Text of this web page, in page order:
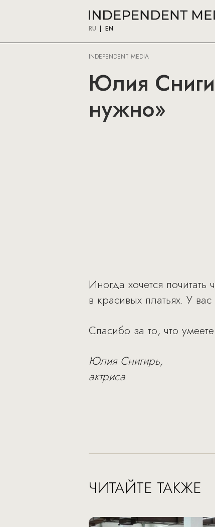
RU EN
INDEPENDENT MEDIA
Юлия
нужно»
Иногда хочется
в красивых платьях. У
Спасибо за то, что
Юлия Снигирь,
актриса
ЧИТАЙТЕ ТАКЖЕ